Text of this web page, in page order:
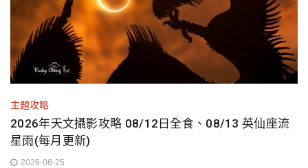
主題攻略
2026年天文攝影攻略 08/12日全食、08/13 英仙座流
星雨(每月更新)
2026-06-25